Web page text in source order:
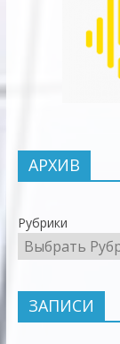
АРХИВ
Рубрики
ЗАПИСИ